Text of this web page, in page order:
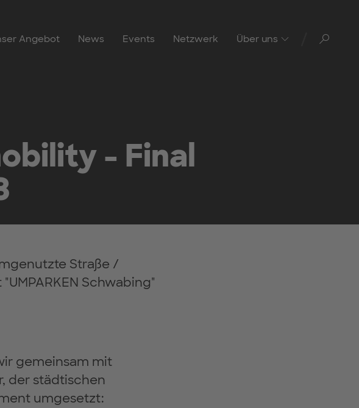
Angebot News Events Netzwerk Über uns
- Final
Straße /
Schwabing"
gemeinsam mit
der städtischen
umgesetzt: